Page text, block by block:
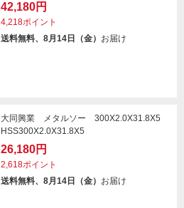
42,180円
4,218ポイント
送料無料、8月14日（金） お届け
大同興業 メタルソー 300X2.0X31.8X5
HSS300X2.0X31.8X5
26,180円
2,618ポイント
送料無料、8月14日（金） お届け